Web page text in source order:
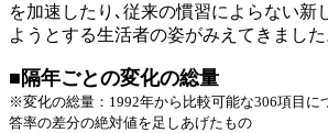
を加速したり､従来の慣習によらない新
ようとする生活者の姿がみえてきました
■隔年ごとの変化の総量
※変化の総量：1992年から比較可能な306項目に
答率の差分の絶対値を足しあげたもの